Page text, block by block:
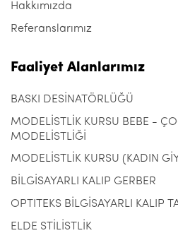
Hakkımızda
Referanslarımız
Faaliyet Alanlarımız
BASKI DESİNATÖRLÜĞÜ
MODELİSTLİK KURSU BEBE -
MODELİSTLİĞİ
MODELİSTLİK KURSU (KADIN
BİLGİSAYARLI KALIP GERBER
OPTITEKS BİLGİSAYARLI KALIP
ELDE STİLİSTLİK